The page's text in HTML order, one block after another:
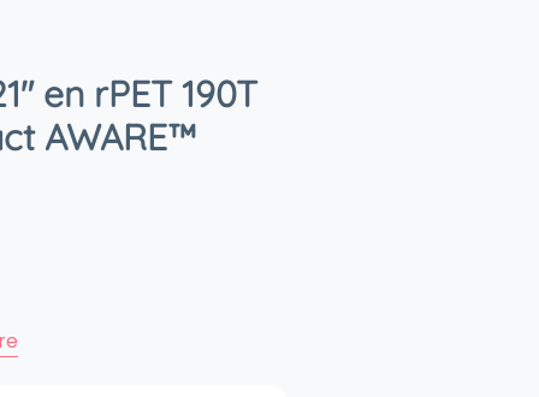
en rPET 190T
AWARE™